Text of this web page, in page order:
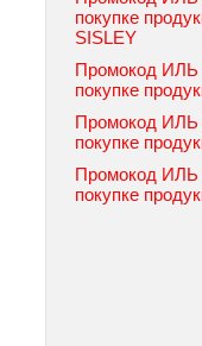
покупке
SISLEY
Промокод
покупке
Промокод
покупке
Промокод
покупке